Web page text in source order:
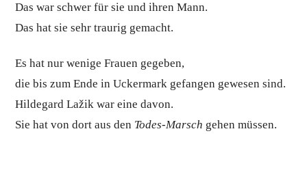
Das war schwer für sie und ihren Mann.
Das hat sie sehr traurig gemacht.
Es hat nur wenige Frauen gegeben,
die bis zum Ende in Uckermark gefangen gewesen sind.
Hildegard Lažik war eine davon.
Sie hat von dort aus den Todes-Marsch gehen müssen.